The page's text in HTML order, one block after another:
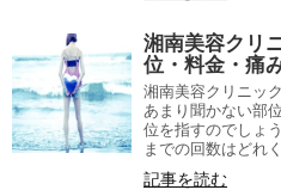
湘南美容クリ
位・料金・痛
湘南美容クリニッ
あまり聞かない部
位を指すのでしょ
までの回数はどれ
記事を読む